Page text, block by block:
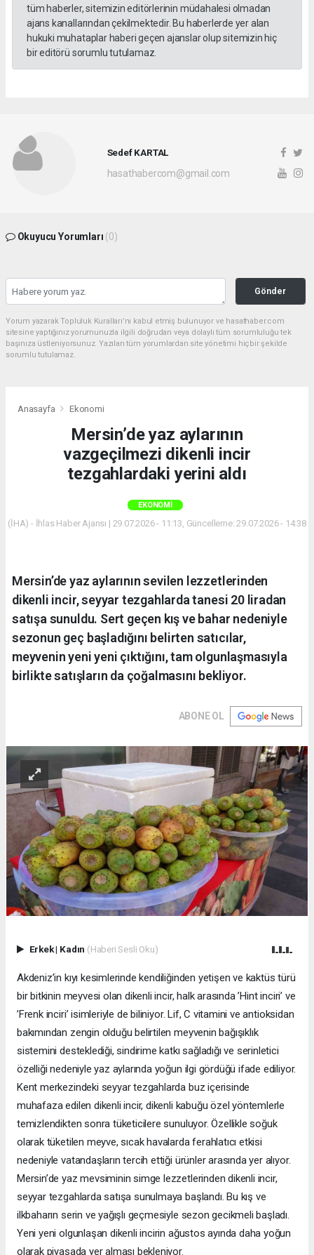
tüm haberler, sitemizin editörlerinin müdahalesi olmadan
ajans kanallarından çekilmektedir. Bu haberlerde yer alan
hukuki muhataplar haberi geçen ajanslar olup sitemizin hiç
bir editörü sorumlu tutulamaz.
Sedef KARTAL
hasathabercom@gmail.com
Okuyucu Yorumları (0)
Gönder
Yorum yazarak Topluluk Kuralları’nı kabul etmiş bulunuyor ve hasathaber.com
sitesine yaptığınız yorumunuzla ilgili doğrudan veya dolaylı tüm sorumluluğu tek
başınıza üstleniyorsunuz. Yazılan tüm yorumlardan site yönetimi hiçbir şekilde
sorumlu tutulamaz.
Anasayfa Ekonomi
Mersin’de yaz aylarının
vazgeçilmezi dikenli incir
tezgahlardaki yerini aldı
EKONOMI
(İHA) - İhlas Haber Ajansı | 29.07.2026 - 11:13, Güncelleme: 29.07.2026 - 14:38
Mersin’de yaz aylarının sevilen lezzetlerinden
dikenli incir, seyyar tezgahlarda tanesi 20 liradan
satışa sunuldu. Sert geçen kış ve bahar nedeniyle
sezonun geç başladığını belirten satıcılar,
meyvenin yeni yeni çıktığını, tam olgunlaşmasıyla
birlikte satışların da çoğalmasını bekliyor.
ABONE OL
Erkek| Kadın (Haberi Sesli Oku)
Akdeniz’in kıyı kesimlerinde kendiliğinden yetişen ve kaktüs türü
bir bitkinin meyvesi olan dikenli incir, halk arasında ’Hint inciri’ ve
’Frenk inciri’ isimleriyle de biliniyor. Lif, C vitamini ve antioksidan
bakımından zengin olduğu belirtilen meyvenin bağışıklık
sistemini desteklediği, sindirime katkı sağladığı ve serinletici
özelliği nedeniyle yaz aylarında yoğun ilgi gördüğü ifade ediliyor.
Kent merkezindeki seyyar tezgahlarda buz içerisinde
muhafaza edilen dikenli incir, dikenli kabuğu özel yöntemlerle
temizlendikten sonra tüketicilere sunuluyor. Özellikle soğuk
olarak tüketilen meyve, sıcak havalarda ferahlatıcı etkisi
nedeniyle vatandaşların tercih ettiği ürünler arasında yer alıyor.
Mersin’de yaz mevsiminin simge lezzetlerinden dikenli incir,
seyyar tezgahlarda satışa sunulmaya başlandı. Bu kış ve
ilkbaharın serin ve yağışlı geçmesiyle sezon gecikmeli başladı.
Yeni yeni olgunlaşan dikenli incirin ağustos ayında daha yoğun
olarak piyasada yer alması bekleniyor.